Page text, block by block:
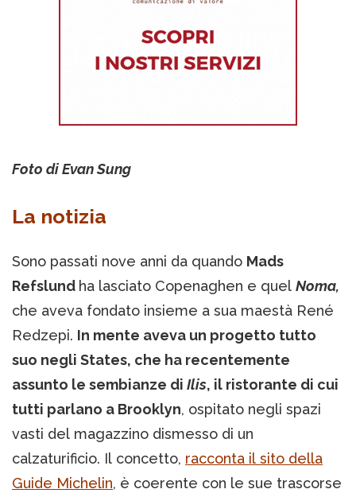
Foto di Evan Sung
La notizia
Sono passati nove anni da quando Mads
Refslund ha lasciato Copenaghen e quel Noma,
che aveva fondato insieme a sua maestà René
Redzepi. In mente aveva un progetto tutto
suo negli States, che ha recentemente
assunto le sembianze di Ilis, il ristorante di cui
tutti parlano a Brooklyn, ospitato negli spazi
vasti del magazzino dismesso di un
calzaturificio. Il concetto, racconta il sito della
Guide Michelin, è coerente con le sue trascorse